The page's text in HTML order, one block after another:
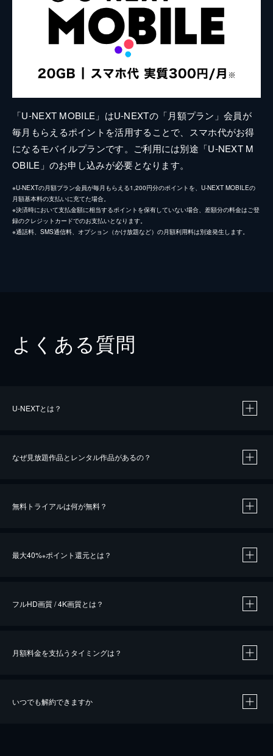
「U-NEXT MOBILE」はU-NEXTの「月額プラン」会員が
毎月もらえるポイントを活用することで、スマホ代がお得
になるモバイルプランです。ご利用には別途「U-NEXT M
OBILE」のお申し込みが必要となります。
※U-NEXTの月額プラン会員が毎月もらえる1,200円分のポイントを、U-NEXT MOBILEの
月額基本料の支払いに充てた場合。
※決済時において支払金額に相当するポイントを保有していない場合、差額分の料金はご登
録のクレジットカードでのお支払いとなります。
※通話料、SMS通信料、オプション（かけ放題など）の月額利用料は別途発生します。
よくある質問
U-NEXTとは？
なぜ見放題作品とレンタル作品があるの？
無料トライアルは何が無料？
最大40%※ポイント還元とは？
※40％ポイント還元の対象は、クレジットカード決済による作品の購入 / レンタルです。
iOSアプリのUコイン決済による作品の購入 / レンタルは、20％のポイント還元です。
フルHD画質 / 4K画質とは？
月額料金を支払うタイミングは？
いつでも解約できますか